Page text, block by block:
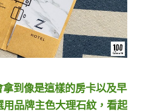
到像是這樣的房卡以及早
品牌主色大理石紋，看起